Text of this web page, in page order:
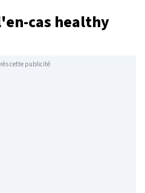
cas healthy
cette publicité